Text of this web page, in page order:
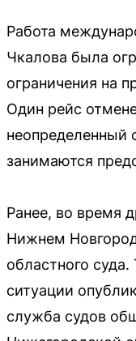
Работа
Чкалова была
ограничения на
Один рейс
неопределенный
занимаются
Ранее, во время
Нижнем
областного
ситуации
служба судов